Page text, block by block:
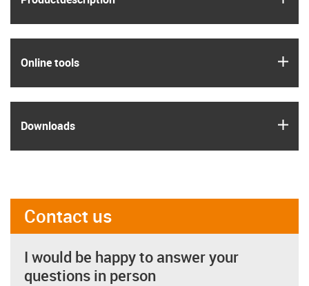
Online tools
Downloads
Contact us
I would be happy to answer your
questions in person